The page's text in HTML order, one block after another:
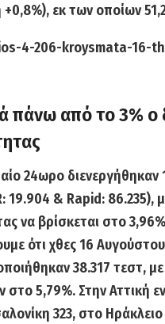
εκ των οποίων
πάνω από το 3% ο
24ωρο διενεργήθηκαν
19.904 & Rapid: 86.235),
να βρίσκεται στο
ότι χθες 16
38.317 τεστ,
στο 5,79%. Στην Αττική
323, στο Ηράκλειο